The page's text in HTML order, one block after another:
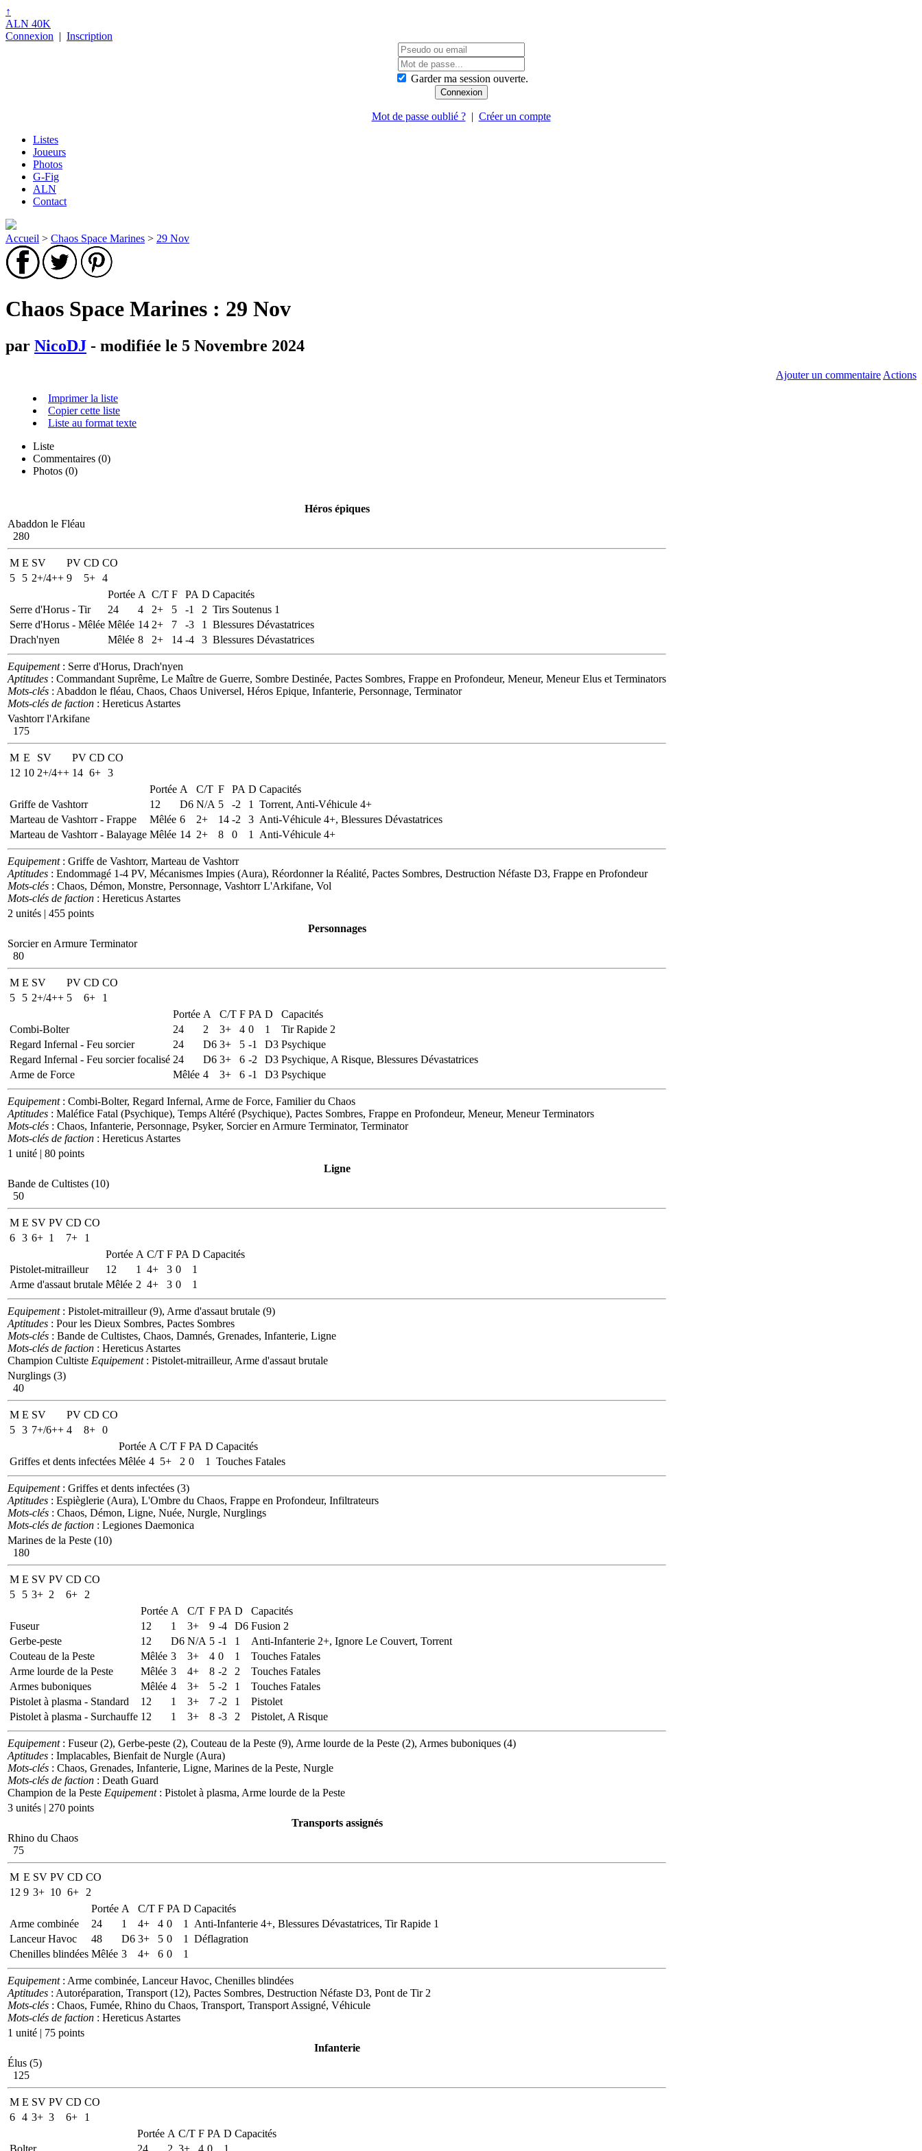
↑
ALN 40K
Connexion | Inscription
Garder ma session ouverte.
Mot de passe oublié ?| Créer un compte
Listes
Joueurs
Photos
G-Fig
ALN
Contact
Accueil > Chaos Space Marines > 29 Nov
Chaos Space Marines : 29 Nov
par NicoDJ - modifiée le 5 Novembre 2024
Ajouter un commentaire Actions
Imprimer la liste
Copier cette liste
Liste au format texte
Liste
Commentaires (0)
Photos (0)
Héros épiques
Abaddon le Fléau
280
M E SV PV CD CO
5
5 2+/4++ 9 5+ 4
Portée A C/T F PA D Capacités
Serre d'Horus - Tir
24 4 2+ 5 -1 2 Tirs Soutenus 1
Serre d'Horus - Mêlée Mêlée 14 2+ 7 -3 1
Blessures Dévastatrices
Drach'nyen
Mêlée 8 2+ 14 -4 3 Blessures Dévastatrices
Equipement: Serre d'Horus, Drach'nyen
Aptitudes : Commandant Suprême, Le Maître de Guerre, Sombre Destinée, Pactes Sombres, Frappe en Profondeur, Meneur, Meneur Elus et Terminators
Mots-clés : Abaddon le fléau, Chaos, Chaos Universel, Héros Epique, Infanterie, Personnage, Terminator
Mots-clés de faction : Hereticus Astartes
Vashtorr l'Arkifane
175
M E SV PV CD CO
12 10 2+/4++ 14 6+ 3
Portée A C/T F PA D Capacités
Griffe de Vashtorr
12 D6 N/A 5 -2 1
Torrent, Anti-Véhicule 4+
Marteau de Vashtorr - Frappe
Mêlée 6 2+ 14 -2 3 Anti-Véhicule 4+, Blessures Dévastatrices
Marteau de Vashtorr - Balayage Mêlée 14 2+ 8 0 1 Anti-Véhicule 4+
Equipement: Griffe de Vashtorr, Marteau de Vashtorr
Aptitudes : Endommagé 1-4 PV, Mécanismes Impies (Aura), Réordonner la Réalité, Pactes Sombres, Destruction Néfaste D3, Frappe en Profondeur
Mots-clés : Chaos, Démon, Monstre, Personnage, Vashtorr L'Arkifane, Vol
Mots-clés de faction : Hereticus Astartes
2 unités | 455 points
Personnages
Sorcier en Armure Terminator
80
M E SV PV CD CO
5
5 2+/4++ 5 6+
1
Portée A C/T F PA D
Capacités
Combi-Bolter
24 2 3+ 4 0 1
Tir Rapide 2
Regard Infernal - Feu sorcier
24 D6 3+ 5 -1 D3 Psychique
Regard Infernal - Feu sorcier focalisé 24 D6 3+ 6 -2 D3 Psychique, A Risque, Blessures Dévastatrices
Arme de Force
Mêlée 4 3+ 6 -1 D3 Psychique
Equipement: Combi-Bolter, Regard Infernal, Arme de Force, Familier du Chaos
Aptitudes : Maléfice Fatal (Psychique), Temps Altéré (Psychique), Pactes Sombres, Frappe en Profondeur, Meneur, Meneur Terminators
Mots-clés : Chaos, Infanterie, Personnage, Psyker, Sorcier en Armure Terminator, Terminator
Mots-clés de faction : Hereticus Astartes
1 unité | 80 points
Ligne
Bande de Cultistes (10)
50
M E SV PV CD CO
6 3 6+ 1 7+
1
Portée A C/T F PA D Capacités
Pistolet-mitrailleur
12 1 4+ 3 0
1
Arme d'assaut brutale Mêlée 2 4+ 3 0 1
Equipement: Pistolet-mitrailleur (9), Arme d'assaut brutale (9)
Aptitudes : Pour les Dieux Sombres, Pactes Sombres
Mots-clés : Bande de Cultistes, Chaos, Damnés, Grenades, Infanterie, Ligne
Mots-clés de faction : Hereticus Astartes
Champion Cultiste Equipement: Pistolet-mitrailleur, Arme d'assaut brutale
Nurglings (3)
40
M E SV PV CD CO
5 3 7+/6++ 4 8+ 0
Portée A C/T F PA D Capacités
Griffes et dents infectées Mêlée 4 5+ 2 0 1 Touches Fatales
Equipement: Griffes et dents infectées (3)
Aptitudes : Espièglerie (Aura), L'Ombre du Chaos, Frappe en Profondeur, Infiltrateurs
Mots-clés : Chaos, Démon, Ligne, Nuée, Nurgle, Nurglings
Mots-clés de faction : Legiones Daemonica
Marines de la Peste (10)
180
M E SV PV CD CO
5
5 3+ 2 6+
2
Portée A C/T F PA D
Capacités
Fuseur
12 1 3+ 9 -4 D6 Fusion 2
Gerbe-peste
12 D6 N/A 5 -1 1
Anti-Infanterie 2+, Ignore Le Couvert, Torrent
Couteau de la Peste
Mêlée 3 3+ 4 0 1
Touches Fatales
Arme lourde de la Peste
Mêlée 3 4+ 8 -2 2
Touches Fatales
Armes buboniques
Mêlée 4 3+ 5 -2 1
Touches Fatales
Pistolet à plasma - Standard
12 1 3+ 7 -2 1
Pistolet
Pistolet à plasma - Surchauffe 12 1 3+ 8 -3 2 Pistolet, A Risque
Equipement: Fuseur (2), Gerbe-peste (2), Couteau de la Peste (9), Arme lourde de la Peste (2), Armes buboniques (4)
Aptitudes : Implacables, Bienfait de Nurgle (Aura)
Mots-clés : Chaos, Grenades, Infanterie, Ligne, Marines de la Peste, Nurgle
Mots-clés de faction : Death Guard
Champion de la Peste Equipement: Pistolet à plasma, Arme lourde de la Peste
3 unités | 270 points
Transports assignés
Rhino du Chaos
75
M E SV PV CD CO
12 9 3+ 10 6+
2
Portée A C/T F PA D Capacités
Arme combinée
24 1 4+ 4 0 1
Anti-Infanterie 4+, Blessures Dévastatrices, Tir Rapide 1
Lanceur Havoc
48 D6 3+ 5 0 1
Déflagration
Chenilles blindées Mêlée 3 4+ 6 0 1
Equipement: Arme combinée, Lanceur Havoc, Chenilles blindées
Aptitudes : Autoréparation, Transport (12), Pactes Sombres, Destruction Néfaste D3, Pont de Tir 2
Mots-clés : Chaos, Fumée, Rhino du Chaos, Transport, Transport Assigné, Véhicule
Mots-clés de faction : Hereticus Astartes
1 unité | 75 points
Infanterie
Élus (5)
125
M E SV PV CD CO
6 4 3+ 3 6+
1
Portée A C/T F PA D Capacités
Bolter
24 2 3+ 4 0
1